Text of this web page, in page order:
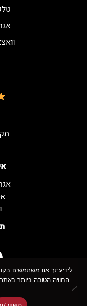
אגריפס
א-ה
ו'-
טלפון:
אגריפס
וואצאפ:
כל
החוויה הטובה ביותר